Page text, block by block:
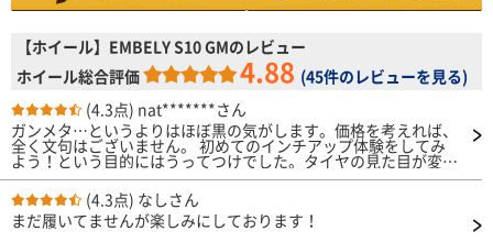
【ホイール】EMBELY S10 GMのレビュー
ホイール総合評価
4.88 (45件のレビューを見る)
(4.3点) nat*******さん
ガンメタ…というよりはほぼ黒の気がします。価格を考えれば、
全く文句はございません。 初めてのインチアップ体験をしてみ
よう！という目的にはうってつけでした。タイヤの見た目が変わ
ると車の印象もガラッと変わりますね。
(4.3点) なしさん
まだ履いてませんが楽しみにしております！